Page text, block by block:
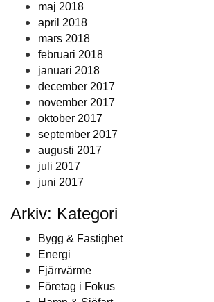
maj 2018
april 2018
mars 2018
februari 2018
januari 2018
december 2017
november 2017
oktober 2017
september 2017
augusti 2017
juli 2017
juni 2017
Arkiv: Kategori
Bygg & Fastighet
Energi
Fjärrvärme
Företag i Fokus